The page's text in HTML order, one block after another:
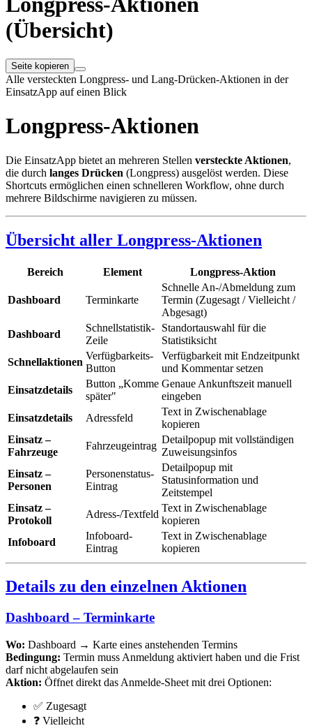
(Übersicht)
Seite kopieren
Alle versteckten Longpress- und Lang-Drücken-Aktionen in der
EinsatzApp auf einen Blick
Longpress-Aktionen
Die EinsatzApp bietet an mehreren Stellen versteckte Aktionen,
die durch langes Drücken (Longpress) ausgelöst werden. Diese
Shortcuts ermöglichen einen schnelleren Workflow, ohne durch
mehrere Bildschirme navigieren zu müssen.
Übersicht aller Longpress-Aktionen
Bereich Element Longpress-Aktion
Dashboard Terminkarte
Schnelle An-/Abmeldung zum
Termin (Zugesagt / Vielleicht /
Abgesagt)
Dashboard
Schnellstatistik-
Zeile
Standortauswahl für die
Statistiksicht
Schnellaktionen
Verfügbarkeits-
Button
Verfügbarkeit mit Endzeitpunkt
und Kommentar setzen
Einsatzdetails
Button „Komme
später"
Genaue Ankunftszeit manuell
eingeben
Einsatzdetails
Adressfeld
Text in Zwischenablage
kopieren
Einsatz –
Fahrzeuge
Fahrzeugeintrag
Detailpopup mit vollständigen
Zuweisungsinfos
Einsatz –
Personen
Personenstatus-
Eintrag
Detailpopup mit
Statusinformation und
Zeitstempel
Einsatz –
Protokoll
Adress-/Textfeld
Text in Zwischenablage
kopieren
Infoboard
Infoboard-
Eintrag
Text in Zwischenablage
kopieren
Details zu den einzelnen Aktionen
Dashboard – Terminkarte
Wo: Dashboard → Karte eines anstehenden Termins
Bedingung: Termin muss Anmeldung aktiviert haben und die Frist
darf nicht abgelaufen sein
Aktion: Öffnet direkt das Anmelde-Sheet mit drei Optionen:
✅ Zugesagt
❓ Vielleicht